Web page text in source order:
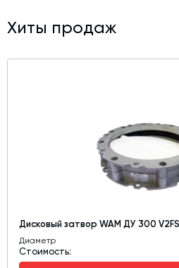
Хиты продаж
Дисковый затвор WAM ДУ 300
Диаметр
Стоимость: